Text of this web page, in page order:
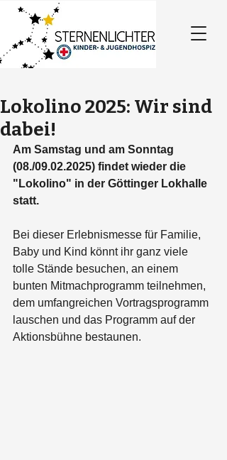
Lokolino 2025: Wir sind
dabei!
Am Samstag und am Sonntag
(08./09.02.2025) findet wieder die
"Lokolino" in der Göttinger Lokhalle
statt.
Bei dieser Erlebnismesse für Familie,
Baby und Kind könnt ihr ganz viele
tolle Stände besuchen, an einem
bunten Mitmachprogramm teilnehmen,
dem umfangreichen Vortragsprogramm
lauschen und das Programm auf der
Aktionsbühne bestaunen.